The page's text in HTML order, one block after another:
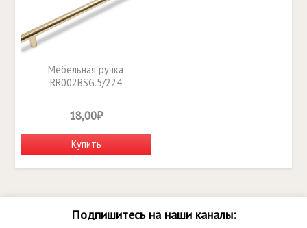
Мебельная ручка
RR002BSG.5/224
18,00₽
Купить
Подпишитесь на наши каналы: